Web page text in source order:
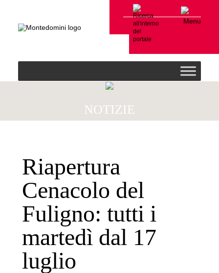
Menu
NOTIZIE
Riapertura
Cenacolo del
Fuligno: tutti i
martedì dal 17
luglio